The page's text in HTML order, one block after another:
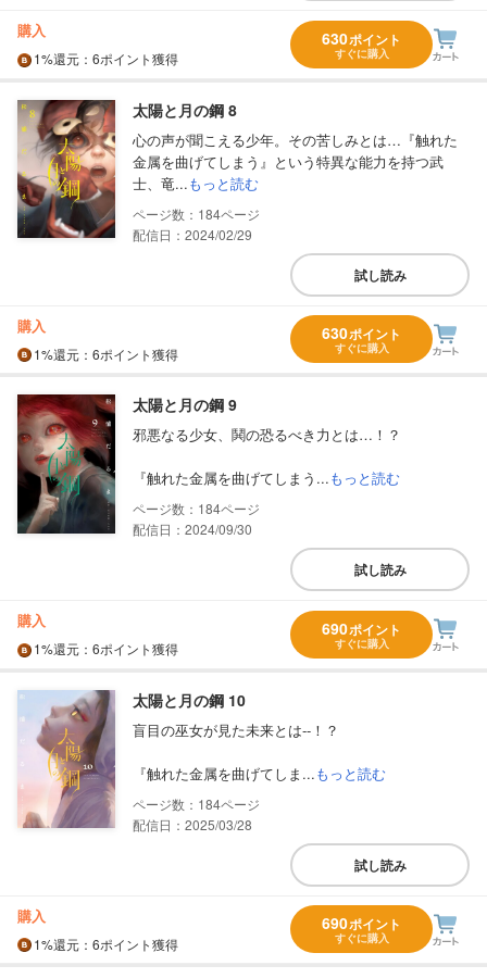
購入
1%還元 ：6ポイント獲得
630ポイント
すぐに購入
太陽と月の鋼 8
心の声が聞こえる少年。その苦しみとは…『触れた
金属を曲げてしまう』という特異な能力を持つ武
士、竜...もっと読む
184
配信日：2024/02/29
試し読み
購入
1%還元 ：6ポイント獲得
630ポイント
すぐに購入
太陽と月の鋼 9
邪悪なる少女、鬨の恐るべき力とは…！？
『触れた金属を曲げてしまう...もっと読む
184
配信日：2024/09/30
試し読み
購入
1%還元 ：6ポイント獲得
690ポイント
すぐに購入
太陽と月の鋼 10
盲目の巫女が見た未来とは‐‐！？
『触れた金属を曲げてしま...もっと読む
184
配信日：2025/03/28
試し読み
購入
1%還元 ：6ポイント獲得
690ポイント
すぐに購入